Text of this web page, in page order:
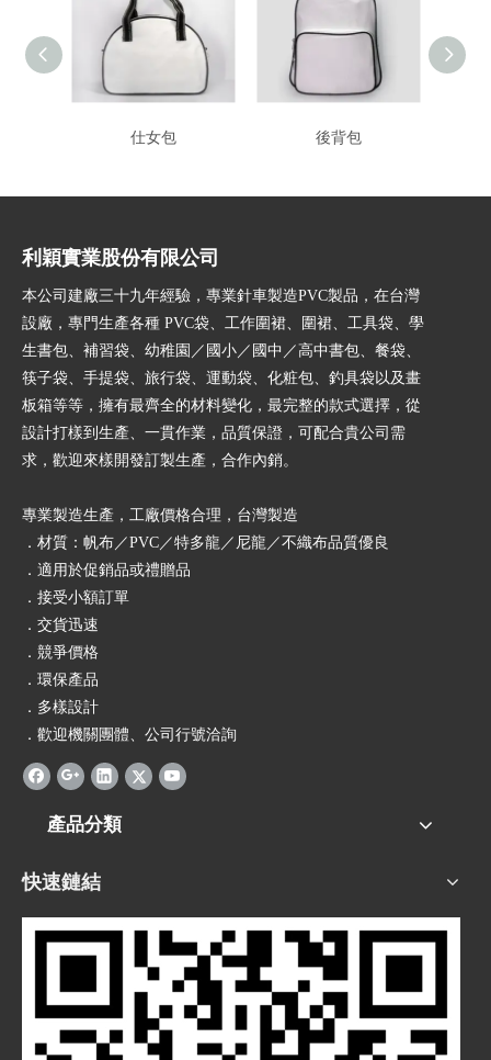
仕女包 後背包
利穎實業股份有限公司
本公司建廠三十九年經驗，專業針車製造PVC製品，在台灣
設廠，專門生產各種 PVC袋、工作圍裙、圍裙、工具袋、學
生書包、補習袋、幼稚園／國小／國中／高中書包、餐袋、
筷子袋、手提袋、旅行袋、運動袋、化粧包、釣具袋以及畫
板箱等等，擁有最齊全的材料變化，最完整的款式選擇，從
設計打樣到生產、一貫作業，品質保證，可配合貴公司需
求，歡迎來樣開發訂製生產，合作內銷。
專業製造生產，工廠價格合理，台灣製造
．材質：帆布／PVC／特多龍／尼龍／不織布品質優良
．適用於促銷品或禮贈品
．接受小額訂單
．交貨迅速
．競爭價格
．環保產品
．多樣設計
．歡迎機關團體、公司行號洽詢
產品分類
快速鏈結